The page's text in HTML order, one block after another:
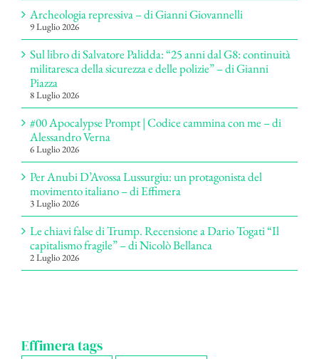
Archeologia repressiva – di Gianni Giovannelli
9 Luglio 2026
Sul libro di Salvatore Palidda: “25 anni dal G8: continuità
militaresca della sicurezza e delle polizie” – di Gianni
Piazza
8 Luglio 2026
#00 Apocalypse Prompt | Codice cammina con me – di
Alessandro Verna
6 Luglio 2026
Per Anubi D’Avossa Lussurgiu: un protagonista del
movimento italiano – di Effimera
3 Luglio 2026
Le chiavi false di Trump. Recensione a Dario Togati “Il
capitalismo fragile” – di Nicolò Bellanca
2 Luglio 2026
Effimera tags